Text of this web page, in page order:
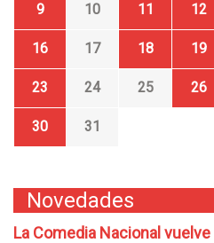
9 10 11 12
16 17 18 19
23 24 25 26
30
31
Novedades
La Comedia Nacional